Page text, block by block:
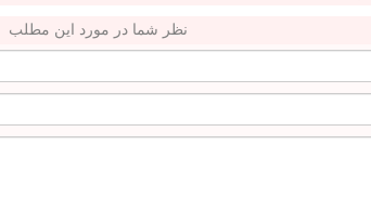
نظر شما در مورد این مطلب